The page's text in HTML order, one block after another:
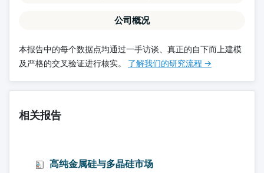
公司概况
本报告中的每个数据点均通过一手访谈、真正的自下而上建模
及严格的交叉验证进行核实。 了解我们的研究流程 →
相关报告
高纯金属硅与多晶硅市场